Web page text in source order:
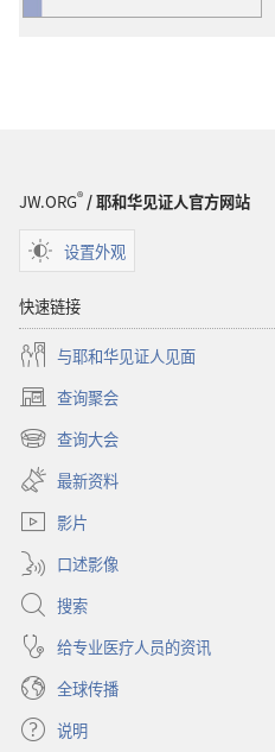
JW.ORG®/ 耶和华见证人官方网站
设置外观
快速链接
与耶和华见证人见面
查询聚会
（打
开
新
窗
口）
查询大会
（打
开
新
窗
最新资料
影片
口述影像
搜索
给专业医疗人员的资讯
全球传播
说明